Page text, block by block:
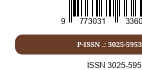
P-ISSN .: 3025-5953